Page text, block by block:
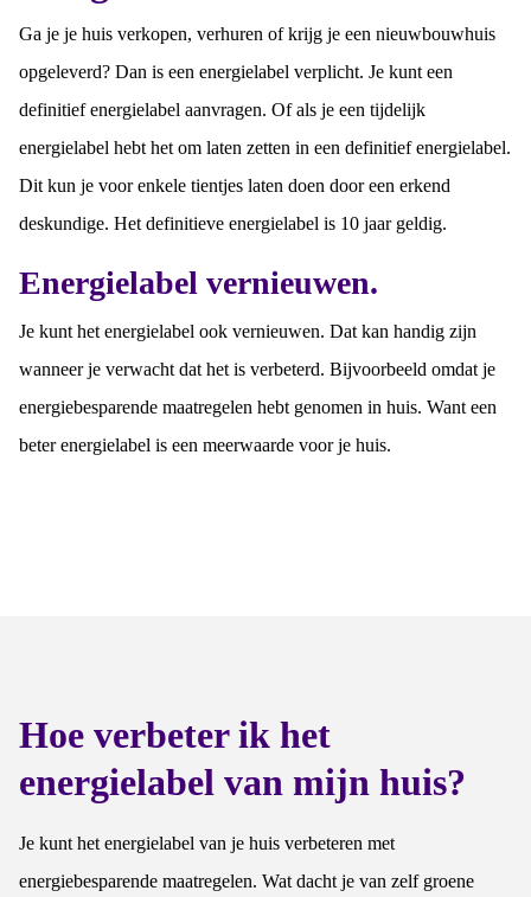
Ga je je huis verkopen, verhuren of krijg je een nieuwbouwhuis
opgeleverd? Dan is een energielabel verplicht. Je kunt een
definitief energielabel aanvragen. Of als je een tijdelijk
energielabel hebt het om laten zetten in een definitief energielabel.
Dit kun je voor enkele tientjes laten doen door een erkend
deskundige. Het definitieve energielabel is 10 jaar geldig.
Energielabel vernieuwen.
Je kunt het energielabel ook vernieuwen. Dat kan handig zijn
wanneer je verwacht dat het is verbeterd. Bijvoorbeeld omdat je
energiebesparende maatregelen hebt genomen in huis. Want een
beter energielabel is een meerwaarde voor je huis.
Hoe verbeter ik het
energielabel van mijn huis?
Je kunt het energielabel van je huis verbeteren met
energiebesparende maatregelen. Wat dacht je van zelf groene